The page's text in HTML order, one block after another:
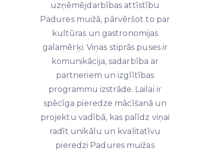
uzņēmējdarbības attīstību
Padures muižā, pārvēršot to par
kultūras un gastronomijas
galamērķi. Viņas stiprās puses ir
komunikācija, sadarbība ar
partneriem un izglītības
programmu izstrāde. Lailai ir
spēcīga pieredze mācīšanā un
projektu vadībā, kas palīdz viņai
radīt unikālu un kvalitatīvu
pieredzi Padures muižas